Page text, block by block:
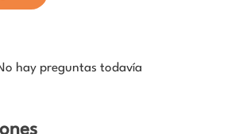
hay preguntas todavía